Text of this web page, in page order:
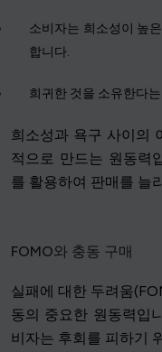
소비자는 희소성이 높
합니다.
희귀한 것을 소유한다
희소성과 욕구 사이의
적으로 만드는 원동력
를 활용하여 판매를 늘
FOMO와 충동 구매
실패에 대한 두려움
동의 중요한 원동력입
비자는 후회를 피하기